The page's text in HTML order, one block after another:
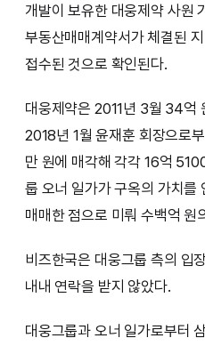
개발이 보유한 대웅제약 사
부동산매매계약서가 체결된
접수된 것으로 확인된다.
대웅제약은 2011년 3월 34
2018년 1월 윤재훈 회장으
만 원에 매각해 각각 16억
룹 오너 일가가 구옥의 가치
매매한 점으로 미뤄 수백억 원
비즈한국은 대웅그룹 측의 입
내내 연락을 받지 않았다.
대웅그룹과 오너 일가로부터